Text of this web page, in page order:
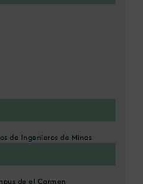
de el Carmen
de Ingenieros de Minas